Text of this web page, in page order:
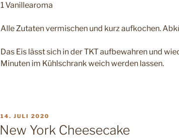
1 Vanillearoma
Alle Zutaten vermischen und kurz aufkochen.
Das Eis lässt sich in der TKT aufbewahren und
Minuten im Kühlschrank weich werden lassen.
VERÖFFENTLICHT
AM
14. JULI 2020
New York Cheesecake